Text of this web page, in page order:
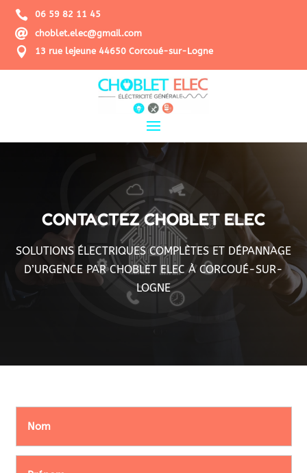
 06 59 82 11 45
 choblet.elec@gmail.com
 13 rue lejeune 44650 Corcoué-sur-Logne
CONTACTEZ CHOBLET ELEC
SOLUTIONS ÉLECTRIQUES COMPLÈTES ET DÉPANNAGE
D’URGENCE PARCHOBLET ELEC À CORCOUÉ-SUR-
LOGNE